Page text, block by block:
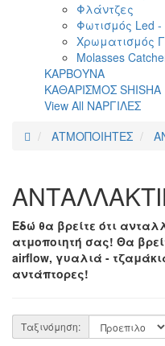
Φλάντζες
Φωτισμός Led
Χρωματισμός
Molasses
ΚΑΡΒΟΥΝΑ
ΚΑΘΑΡΙΣΜΟΣ SHISHA
View All ΝΑΡΓΙΛΕΣ
ΑΤΜΟΠΟΙΗΤΕΣ
Εδώ θα βρείτε ότι
ατμοποιητή σας! Θα
airflow, γυαλιά -
αντάπτορες!
Ταξινόμηση: